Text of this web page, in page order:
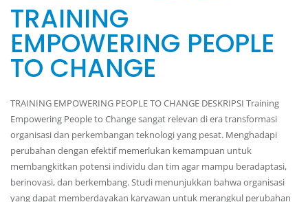
TRAINING
EMPOWERING PEOPLE
TO CHANGE
TRAINING EMPOWERING PEOPLE TO CHANGE DESKRIPSI Training
Empowering People to Change sangat relevan di era transformasi
organisasi dan perkembangan teknologi yang pesat. Menghadapi
perubahan dengan efektif memerlukan kemampuan untuk
membangkitkan potensi individu dan tim agar mampu beradaptasi,
berinovasi, dan berkembang. Studi menunjukkan bahwa organisasi
yang dapat memberdayakan karyawan untuk merangkul perubahan